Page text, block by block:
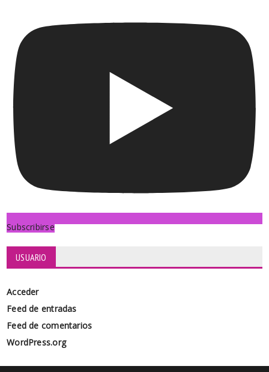
Subscribirse
USUARIO
Acceder
Feed de entradas
Feed de comentarios
WordPress.org